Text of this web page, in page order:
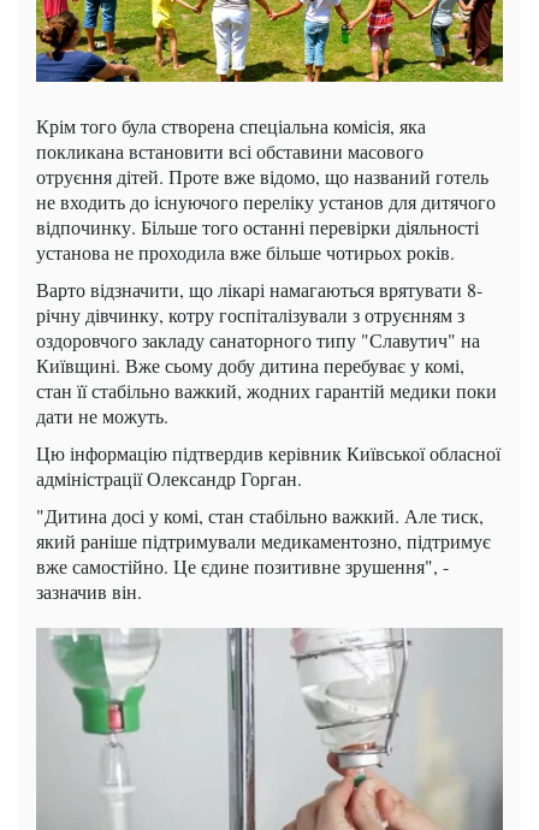
Крім того була створена спеціальна комісія, яка
покликана встановити всі обставини масового
отруєння дітей. Проте вже відомо, що названий готель
не входить до існуючого переліку установ для дитячого
відпочинку. Більше того останні перевірки діяльності
установа не проходила вже більше чотирьох років.
Варто відзначити, що лікарі намагаються врятувати 8-
річну дівчинку, котру госпіталізували з отруєнням з
оздоровчого закладу санаторного типу "Славутич" на
Київщині. Вже сьому добу дитина перебуває у комі,
стан її стабільно важкий, жодних гарантій медики поки
дати не можуть.
Цю інформацію підтвердив керівник Київської обласної
адміністрації Олександр Горган.
"Дитина досі у комі, стан стабільно важкий. Але тиск,
який раніше підтримували медикаментозно, підтримує
вже самостійно. Це єдине позитивне зрушення", -
зазначив він.